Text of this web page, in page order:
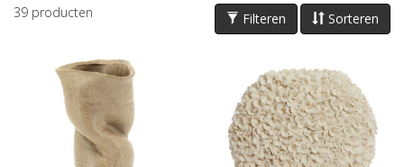
Sorteren
Filteren
39 producten